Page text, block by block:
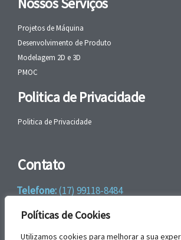
Políticas de Cookies
Utilizamos cookies para melhorar a sua
Projetos de Máquina
Desenvolvimento de Produto
Modelagem 2D e 3D
PMOC
Politica de Privacidade
Politica de Privacidade
Contato
Telefone:(17) 99118-8484
WhatsApp:+55 (17) 99118-8484
email: